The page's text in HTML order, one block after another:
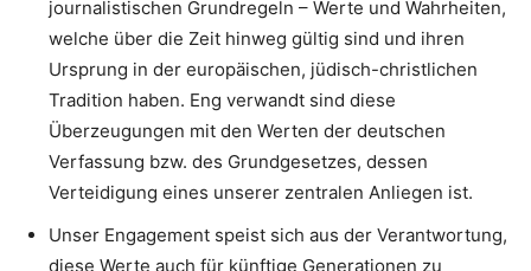
journalistischen Grundregeln – Werte und Wahrheiten,
welche über die Zeit hinweg gültig sind und ihren
Ursprung in der europäischen, jüdisch-christlichen
Tradition haben. Eng verwandt sind diese
Überzeugungen mit den Werten der deutschen
Verfassung bzw. des Grundgesetzes, dessen
Verteidigung eines unserer zentralen Anliegen ist.
Unser Engagement speist sich aus der Verantwortung,
diese Werte auch für künftige Generationen zu